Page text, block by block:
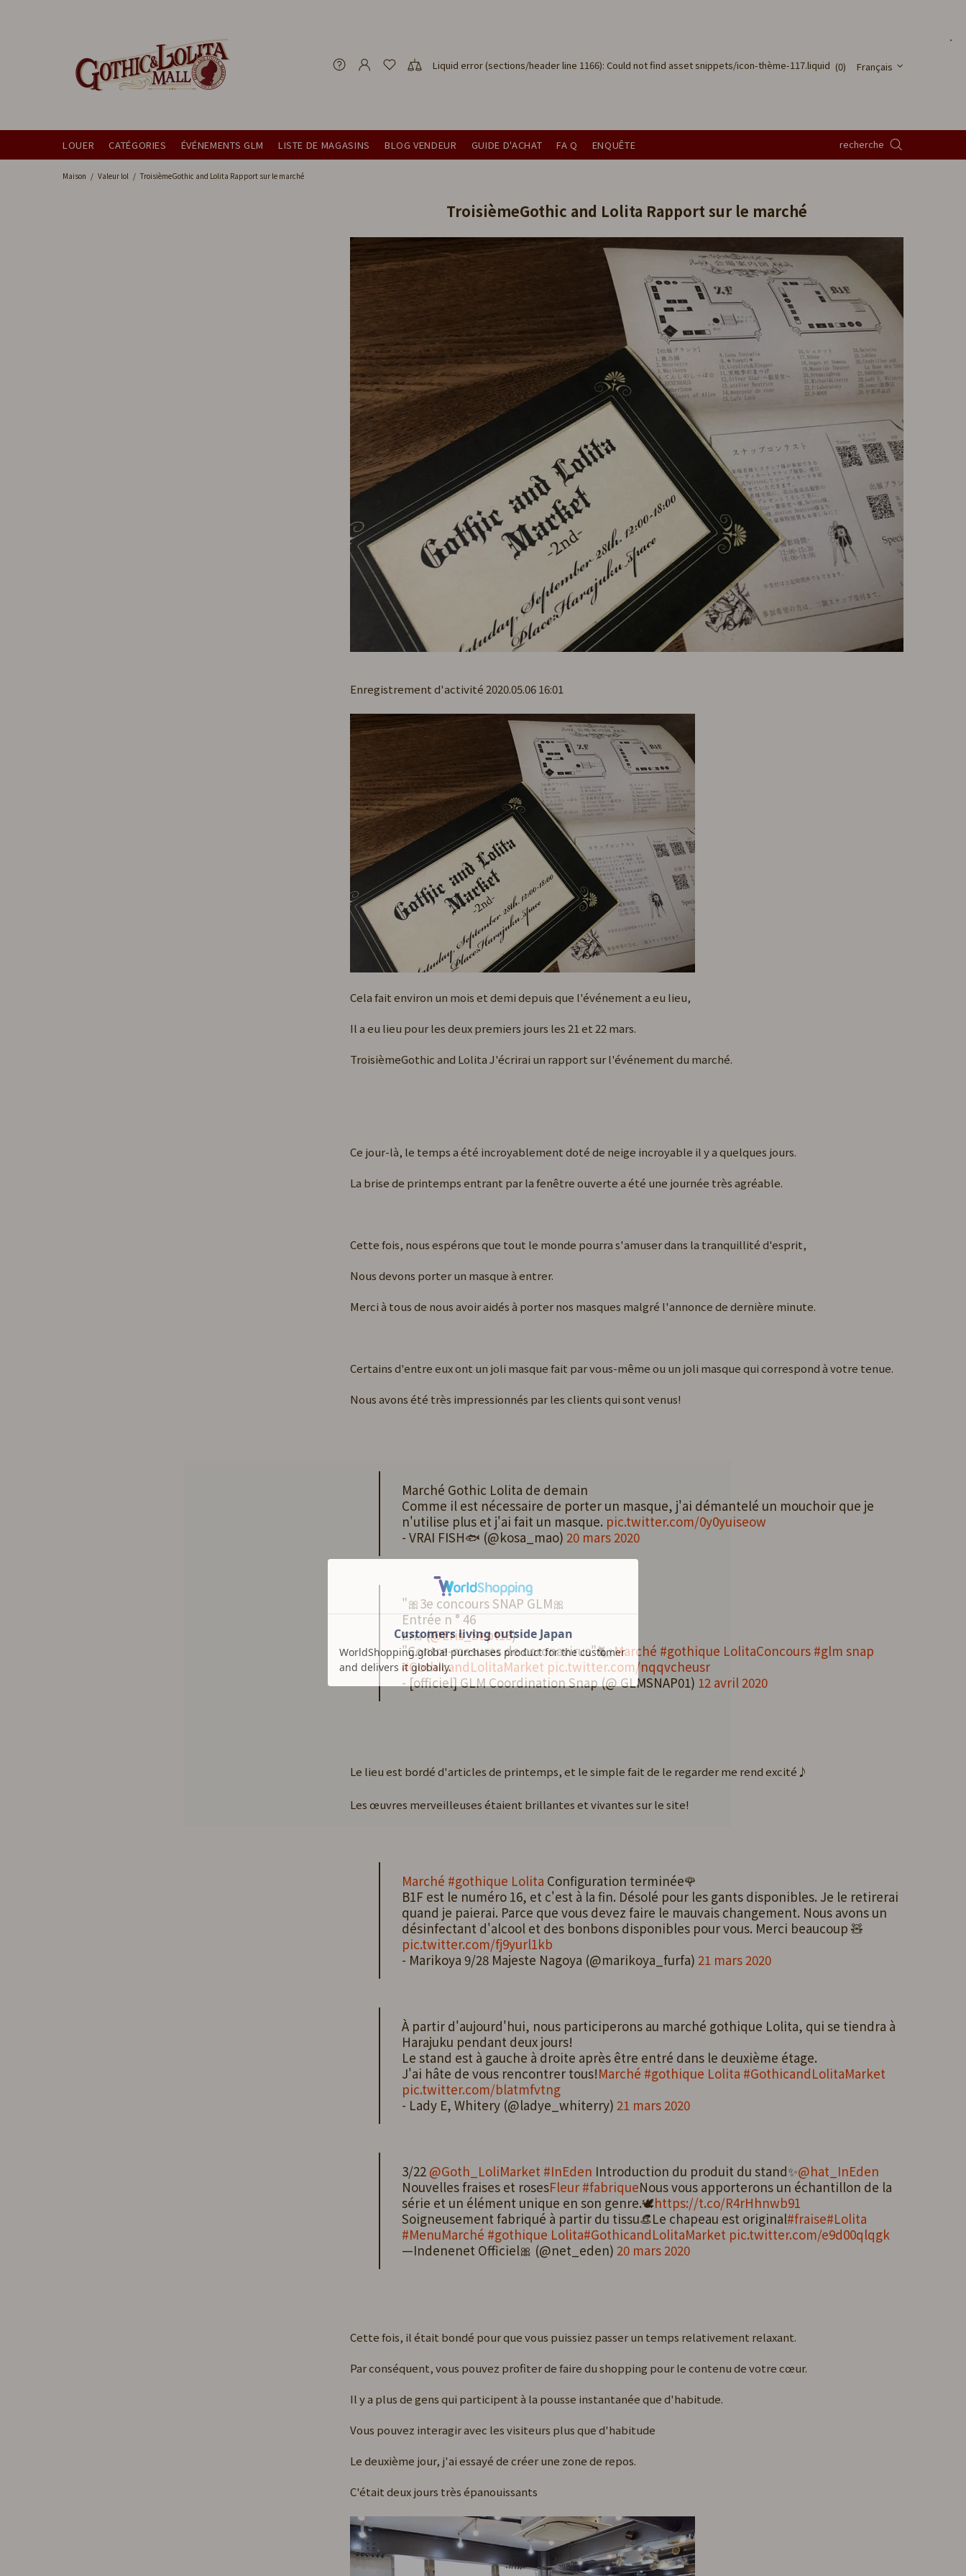
Liquid error (sections/header line 1166): Could not find asset snippets/icon-thème-117.liquid (0) Français
LOUER CATÉGORIES ÉVÉNEMENTS GLM LISTE DE MAGASINS BLOG VENDEUR GUIDE D'ACHAT FA Q ENQUÊTE recherche
Maison Valeur lol TroisièmeGothic and Lolita Rapport sur le marché
TroisièmeGothic and Lolita Rapport sur le marché
Enregistrement d'activité 2020.05.06 16:01
Cela fait environ un mois et demi depuis que l'événement a eu lieu,
Il a eu lieu pour les deux premiers jours les 21 et 22 mars.
TroisièmeGothic and Lolita J'écrirai un rapport sur l'événement du marché.
Ce jour-là, le temps a été incroyablement doté de neige incroyable il y a quelques jours.
La brise de printemps entrant par la fenêtre ouverte a été une journée très agréable.
Cette fois, nous espérons que tout le monde pourra s'amuser dans la tranquillité d'esprit,
Nous devons porter un masque à entrer.
Merci à tous de nous avoir aidés à porter nos masques malgré l'annonce de dernière minute.
Certains d'entre eux ont un joli masque fait par vous-même ou un joli masque qui correspond à votre tenue.
Nous avons été très impressionnés par les clients qui sont venus!
Marché Gothic Lolita de demain
Comme il est nécessaire de porter un masque, j'ai démantelé un mouchoir que je
n'utilise plus et j'ai fait un masque. pic.twitter.com/0y0yuiseow
- VRAI FISH🐟 (@kosa_mao) 20 mars 2020
"🎀3e concours SNAP GLM🎀
Entrée n ° 46
𝐸𝑟𝑖𝑠 (@Eris_Sept13)
"Contre-mesures de coronavirus"🐈️』Marché #gothique LolitaConcours #glm snap
#GothicandLolitaMarket pic.twitter.com/nqqvcheusr
- [officiel] GLM Coordination Snap (@ GLMSNAP01) 12 avril 2020
Le lieu est bordé d'articles de printemps, et le simple fait de le regarder me rend excité♪
Les œuvres merveilleuses étaient brillantes et vivantes sur le site!
Marché #gothique Lolita Configuration terminée🌹
B1F est le numéro 16, et c'est à la fin. Désolé pour les gants disponibles. Je le retirerai
quand je paierai. Parce que vous devez faire le mauvais changement. Nous avons un
désinfectant d'alcool et des bonbons disponibles pour vous. Merci beaucoup 🧸
pic.twitter.com/fj9yurl1kb
- Marikoya 9/28 Majeste Nagoya (@marikoya_furfa) 21 mars 2020
À partir d'aujourd'hui, nous participerons au marché gothique Lolita, qui se tiendra à
Harajuku pendant deux jours!
Le stand est à gauche à droite après être entré dans le deuxième étage.
J'ai hâte de vous rencontrer tous!Marché #gothique Lolita #GothicandLolitaMarket
pic.twitter.com/blatmfvtng
- Lady E, Whitery (@ladye_whiterry) 21 mars 2020
3/22 @Goth_LoliMarket #InEden Introduction du produit du stand✨@hat_InEden
Nouvelles fraises et rosesFleur #fabriqueNous vous apporterons un échantillon de la
série et un élément unique en son genre.🕊https://t.co/R4rHhnwb91
Soigneusement fabriqué à partir du tissu👒Le chapeau est original#fraise#Lolita
#MenuMarché #gothique Lolita#GothicandLolitaMarket pic.twitter.com/e9d00qlqgk
—Indenenet Officiel🎀 (@net_eden) 20 mars 2020
Cette fois, il était bondé pour que vous puissiez passer un temps relativement relaxant.
Par conséquent, vous pouvez profiter de faire du shopping pour le contenu de votre cœur.
Il y a plus de gens qui participent à la pousse instantanée que d'habitude.
Vous pouvez interagir avec les visiteurs plus que d'habitude
Le deuxième jour, j'ai essayé de créer une zone de repos.
C'était deux jours très épanouissants